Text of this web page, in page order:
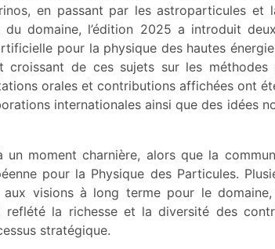
en passant par les astroparticules et
du domaine, l’édition 2025 a introduit
pour la physique des hautes
croissant de ces sujets sur les
orales et contributions affichées ont
internationales ainsi que des idées
un moment charnière, alors que la
pour la Physique des Particules.
visions à long terme pour le
reflété la richesse et la diversité des
stratégique.